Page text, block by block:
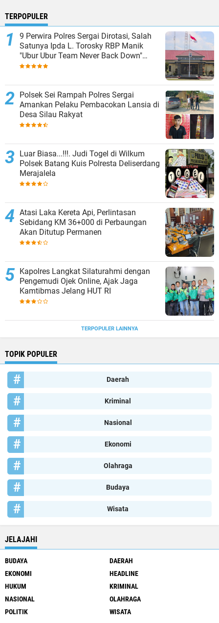
TERPOPULER
9 Perwira Polres Sergai Dirotasi, Salah
Satunya Ipda L. Torosky RBP Manik
"Ubur Ubur Team Never Back Down"
Menempati Polsek Dolok Masihul
Polsek Sei Rampah Polres Sergai
Amankan Pelaku Pembacokan Lansia di
Desa Silau Rakyat
Luar Biasa...!!!. Judi Togel di Wilkum
Polsek Batang Kuis Polresta Deliserdang
Merajalela
Atasi Laka Kereta Api, Perlintasan
Sebidang KM 36+000 di Perbaungan
Akan Ditutup Permanen
Kapolres Langkat Silaturahmi dengan
Pengemudi Ojek Online, Ajak Jaga
Kamtibmas Jelang HUT RI
TERPOPULER LAINNYA
TOPIK POPULER
Daerah
Kriminal
Nasional
Ekonomi
Olahraga
Budaya
Wisata
JELAJAHI
BUDAYA
DAERAH
EKONOMI
HEADLINE
HUKUM
KRIMINAL
NASIONAL
OLAHRAGA
POLITIK
WISATA